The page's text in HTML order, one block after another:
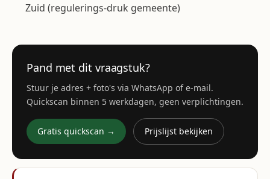
Zuid (regulerings-druk gemeente)
Pand met dit vraagstuk?
Stuur je adres + foto's via WhatsApp of e-mail.
Quickscan binnen 5 werkdagen, geen verplichtingen.
Gratis quickscan → Prijslijst bekijken